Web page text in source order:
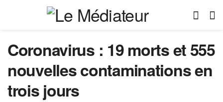
Coronavirus : 19 morts et 555
nouvelles contaminations en
trois jours